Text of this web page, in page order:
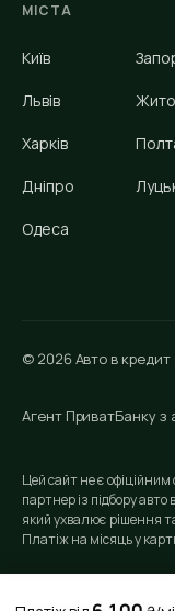
МІСТА
Київ
Львів
Харків
Дніпро
Одеса
© 2026 Авто в кредит
Агент ПриватБанку з
Цей сайт не є
партнер із підбору
який ухвалює рішення
Платіж на місяць у